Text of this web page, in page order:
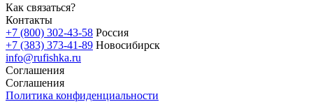
Как связаться?
Контакты
+7 (800) 302-43-58 Россия
+7 (383) 373-41-89 Новосибирск
info@rufishka.ru
Соглашения
Соглашения
Политика конфиденциальности